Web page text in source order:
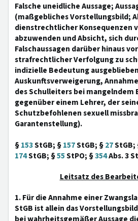
Falsche uneidliche Aussage;
(maßgebliches Vorstellungsbild;
dienstrechtlicher Konsequenzen
abzuwenden und Absicht, sich
Falschaussagen darüber hinaus vor
strafrechtlicher Verfolgung zu
indizielle Bedeutung
Auskunftsverweigerung,
des Schulleiters bei mangelndem
gegenüber einem Lehrer, der
Schutzbefohlenen sexuell
Garantenstellung).
§153StGB; §157StGB; §27StGB;
174StGB; §55StPO; §354Abs. 3
Leitsatz des
1. Für die Annahme einer
StGB ist allein das